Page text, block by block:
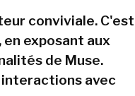
conviviale. C'est
exposant aux
de Muse.
avec